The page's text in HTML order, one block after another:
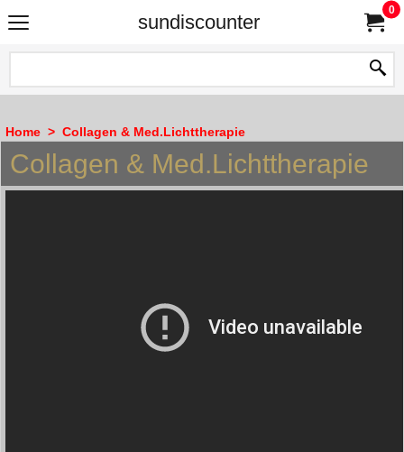
sundiscounter
0
Home > Collagen & Med.Lichttherapie
Collagen & Med.Lichttherapie